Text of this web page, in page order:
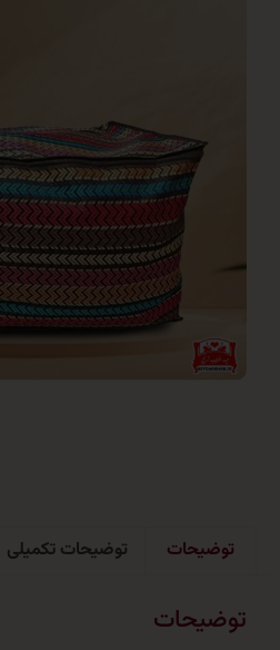
توضیحات توضیحات تکمیلی
توضیحات